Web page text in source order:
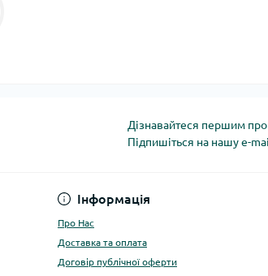
Дізнавайтеся першим про
Підпишіться на нашу e-
Інформація
Про Нас
Доставка та оплата
Договір публічної оферти